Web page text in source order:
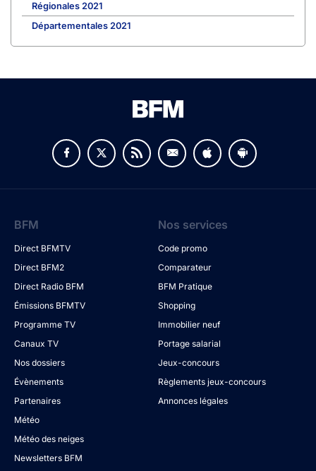
Régionales 2021
Départementales 2021
BFM
Direct BFMTV
Direct BFM2
Direct Radio BFM
Émissions BFMTV
Programme TV
Canaux TV
Nos dossiers
Évènements
Partenaires
Météo
Météo des neiges
Newsletters BFM
Nos services
Code promo
Comparateur
BFM Pratique
Shopping
Immobilier neuf
Portage salarial
Jeux-concours
Règlements jeux-concours
Annonces légales